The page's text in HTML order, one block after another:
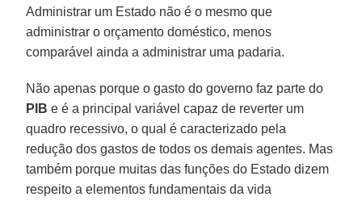
Administrar um Estado não é o mesmo que
administrar o orçamento doméstico, menos
comparável ainda a administrar uma padaria.
Não apenas porque o gasto do governo faz parte do
PIB e é a principal variável capaz de reverter um
quadro recessivo, o qual é caracterizado pela
redução dos gastos de todos os demais agentes. Mas
também porque muitas das funções do Estado dizem
respeito a elementos fundamentais da vida